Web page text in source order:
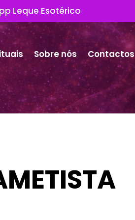
Leque Esotérico
Sobre nós Contactos